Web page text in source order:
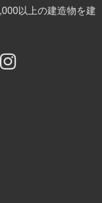
以上の建造物を建